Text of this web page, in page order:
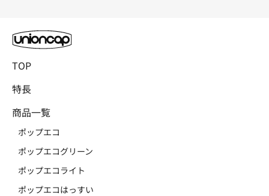
TOP
特長
商品一覧
ポップエコ
ポップエコグリーン
ポップエコライト
ポップエコはっすい